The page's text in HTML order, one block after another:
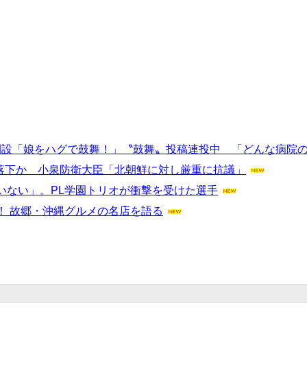
「娘をハグで鼓舞！」〝鼓舞〟投稿連投中 「どんな病院
か 小泉防衛大臣「北朝鮮に対し厳重に抗議」
ない」。PL学園トリオが衝撃を受けた選手
故郷・沖縄グルメの名店を語る